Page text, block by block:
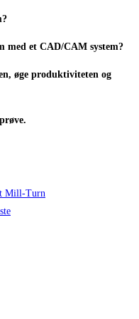
med et CAD/CAM system?
øge produktiviteten og
Mill-Turn